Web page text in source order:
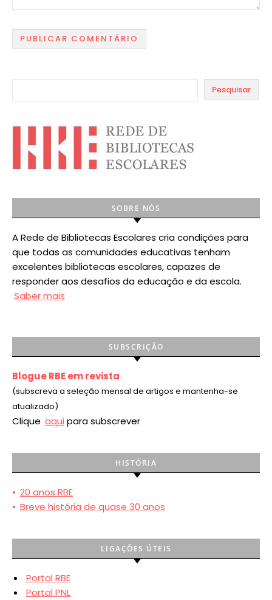
Pesquisar
SOBRE NÓS
A Rede de Bibliotecas Escolares cria condições para
que todas as comunidades educativas tenham
excelentes bibliotecas escolares, capazes de
responder aos desafios da educação e da escola.
Saber mais
SUBSCRIÇÃO
Blogue RBE em revista
(subscreva a seleção mensal de artigos e mantenha-se
atualizado)
Clique aqui para subscrever
HISTÓRIA
• 20 anos RBE
• Breve história de quase 30 anos
LIGAÇÕES ÚTEIS
Portal RBE
Portal PNL